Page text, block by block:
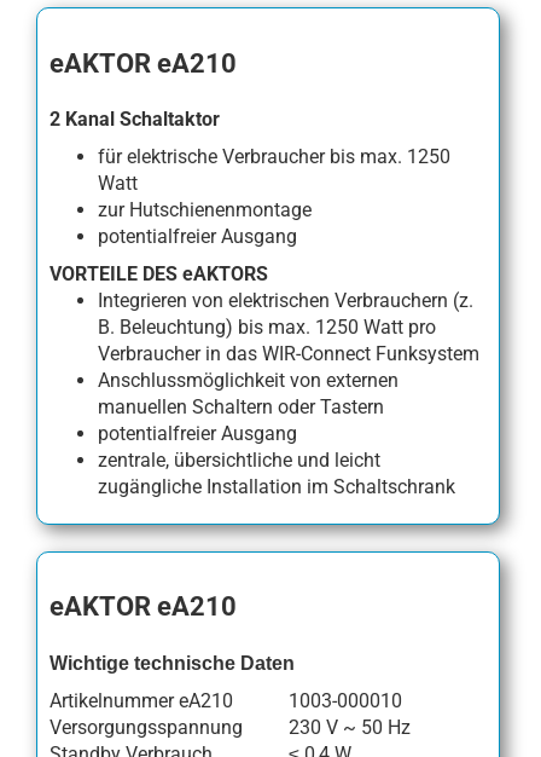
eAKTOR eA210
2 Kanal Schaltaktor
für elektrische Verbraucher bis max. 1250
Watt
zur Hutschienenmontage
potentialfreier Ausgang
VORTEILE DES eAKTORS
Integrieren von elektrischen Verbrauchern (z.
B. Beleuchtung) bis max. 1250 Watt pro
Verbraucher in das WIR-Connect Funksystem
Anschlussmöglichkeit von externen
manuellen Schaltern oder Tastern
potentialfreier Ausgang
zentrale, übersichtliche und leicht
zugängliche Installation im Schaltschrank
eAKTOR eA210
Wichtige technische Daten
Artikelnummer eA210
1003-000010
Versorgungsspannung
230 V ~ 50 Hz